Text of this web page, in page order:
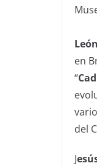
en
“
del
J